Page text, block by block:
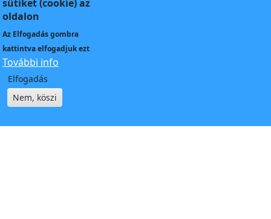
sütiket (cookie) az
oldalon
Az Elfogadásgombra
kattintva elfogadjuk ezt
További info
Elfogadás
Nem, köszi